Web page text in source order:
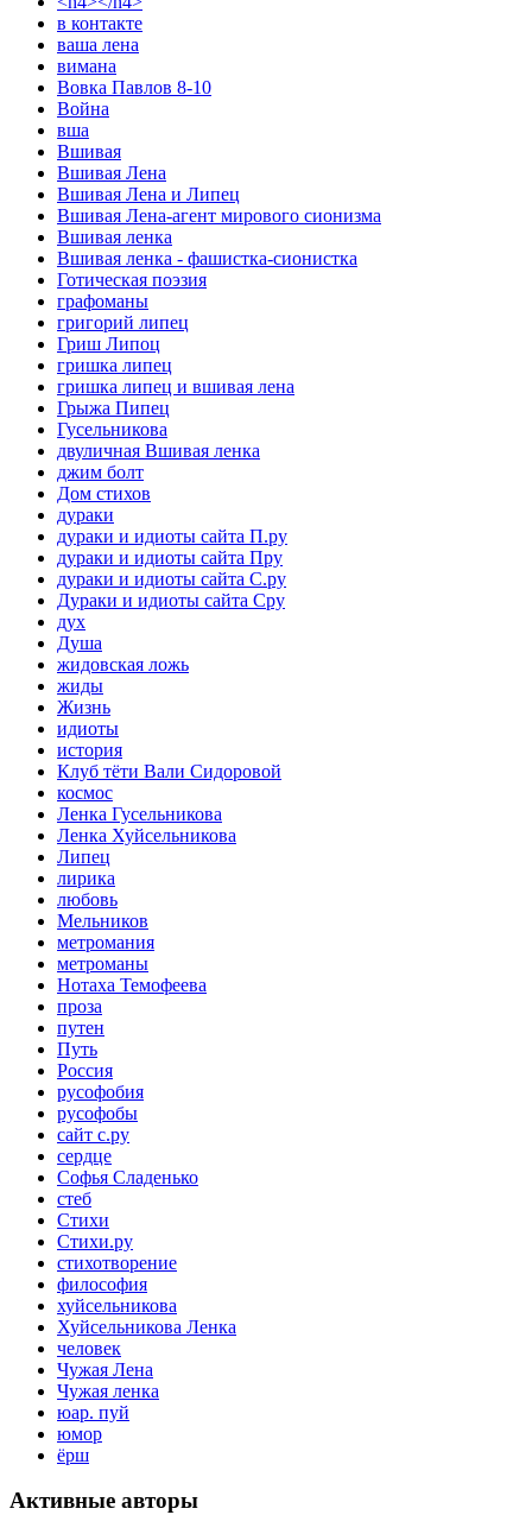
в контакте
ваша лена
вимана
Вовка Павлов 8-10
Война
вша
Вшивая
Вшивая Лена
Вшивая Лена и Липец
Вшивая Лена-агент мирового сионизма
Вшивая ленка
Вшивая ленка - фашистка-сионистка
Готическая поэзия
графоманы
григорий липец
Гриш Липоц
гришка липец
гришка липец и вшивая лена
Грыжа Пипец
Гусельникова
двуличная Вшивая ленка
джим болт
Дом стихов
дураки
дураки и идиоты сайта П.ру
дураки и идиоты сайта Пру
дураки и идиоты сайта С.ру
Дураки и идиоты сайта Сру
дух
Душа
жидовская ложь
жиды
Жизнь
идиоты
история
Клуб тёти Вали Сидоровой
космос
Ленка Гусельникова
Ленка Хуйсельникова
Липец
лирика
любовь
Мельников
метромания
метроманы
Нотаха Темофеева
проза
путен
Путь
Россия
русофобия
русофобы
сайт с.ру
сердце
Софья Сладенько
стеб
Стихи
Стихи.ру
стихотворение
философия
хуйсельникова
Хуйсельникова Ленка
человек
Чужая Лена
Чужая ленка
юар. пуй
юмор
ёрш
Активные авторы